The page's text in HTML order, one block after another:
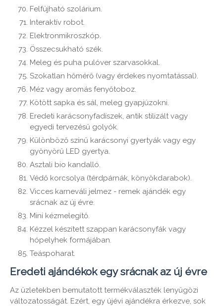
Felfújható szolárium.
Interaktív robot.
Elektronmikroszkóp.
Összecsukható szék.
Meleg és puha pulóver szarvasokkal.
Szokatlan hőmérő (vagy érdekes nyomtatással).
Méz vagy aromás fenyőtoboz.
Kötött sapka és sál, meleg gyapjúzokni.
Eredeti karácsonyfadíszek, antik stilizált vagy
egyedi tervezésű golyók.
Különböző színű karácsonyi gyertyák vagy egy
gyönyörű LED gyertya.
Asztali bio kandalló.
Védő korcsolya (térdpárnák, könyökdarabok).
Vicces karneváli jelmez - remek ajándék egy
srácnak az új évre.
Mini kézmelegítő.
Kézzel készített szappan karácsonyfák vagy
hópelyhek formájában.
Teáspoharat.
Eredeti ajándékok egy srácnak az új évre
Az üzletekben bemutatott termékválaszték lenyűgözi
változatosságát. Ezért, egy újévi ajándékra érkezve, sok